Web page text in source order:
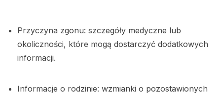
Przyczyna zgonu: szczegóły medyczne lub
okoliczności, które mogą dostarczyć dodatkowych
informacji.
Informacje o rodzinie: wzmianki o pozostawionych